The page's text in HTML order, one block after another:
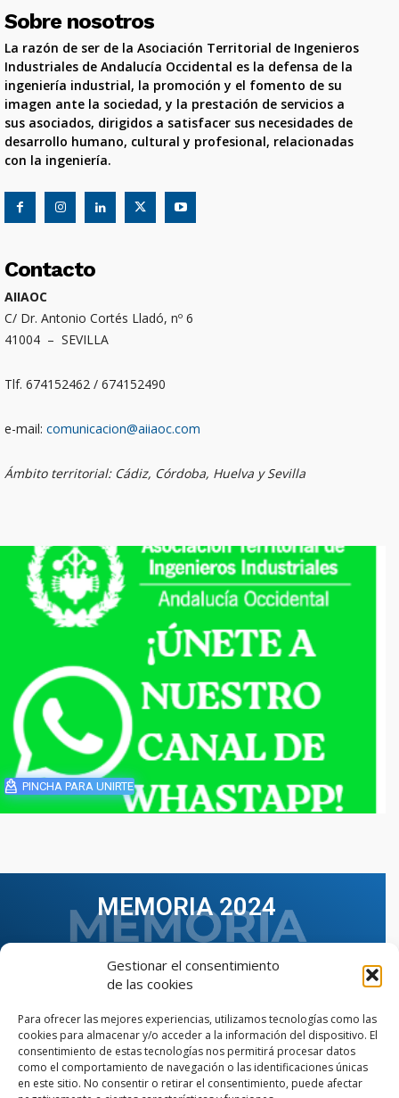
Gestionar el consentimiento
de las cookies
Para ofrecer las mejores experiencias, utilizamos tecnologías como las
cookies para almacenar y/o acceder a la información del dispositivo. El
consentimiento de estas tecnologías nos permitirá procesar datos
como el comportamiento de navegación o las identificaciones únicas
en este sitio. No consentir o retirar el consentimiento, puede afectar
Sobre nosotros
La razón de ser de la Asociación Territorial de Ingenieros
Industriales de Andalucía Occidental es la defensa de la
ingeniería industrial, la promoción y el fomento de su
imagen ante la sociedad, y la prestación de servicios a
sus asociados, dirigidos a satisfacer sus necesidades de
desarrollo humano, cultural y profesional, relacionadas
con la ingeniería.
Contacto
AIIAOC
C/ Dr. Antonio Cortés Lladó, nº 6
41004 – SEVILLA
Tlf. 674152462 / 674152490
e-mail: comunicacion@aiiaoc.com
Ámbito territorial: Cádiz, Córdoba, Huelva y Sevilla
PINCHA PARA UNIRTE
MEMORIA 2024